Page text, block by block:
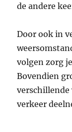
de andere
Door ook in
volgen zorg
Bovendien
verschillende
verkeer